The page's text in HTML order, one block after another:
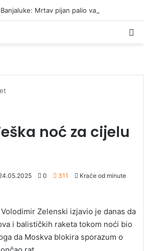
noć za cijelu
0 311 Kraće od minute
Zelenski izjavio je danas da
i balističkih raketa tokom noći bio
da Moskva blokira sporazum o